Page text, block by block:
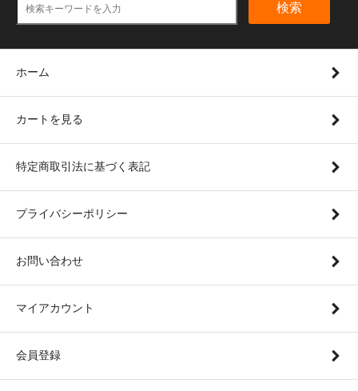
検索
ホーム
カートを見る
特定商取引法に基づく表記
プライバシーポリシー
お問い合わせ
マイアカウント
会員登録